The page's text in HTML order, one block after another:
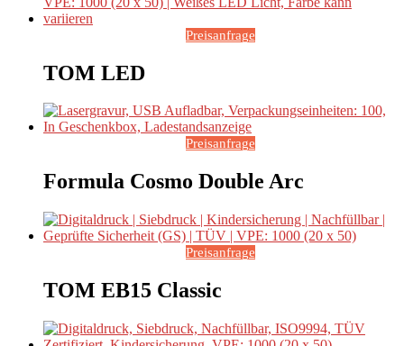
Preisanfrage
TOM LED
Preisanfrage
Formula Cosmo Double Arc
Preisanfrage
TOM EB15 Classic